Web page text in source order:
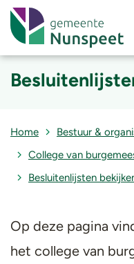
Home
Bestuur &
College van
Besluitenlijsten
Op deze pagina
het college van